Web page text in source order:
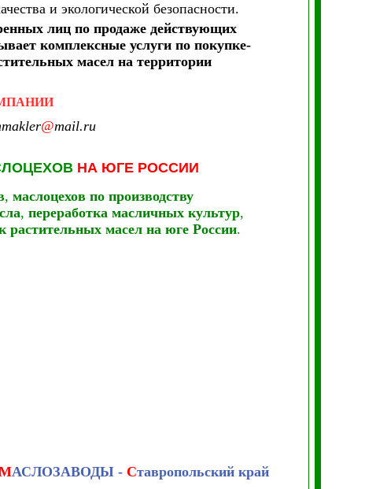
и экологической безопасности.
лиц по продаже действующих
комплексные услуги по покупке-
масел на территории
@mail.ru
НА ЮГЕ РОССИИ
, маслоцехов по производству
, переработка масличных культур,
растительных масел на юге России.
АСЛОЗАВОДЫ - Ставропольский край